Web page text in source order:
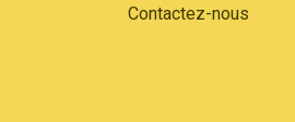
Contactez-nous